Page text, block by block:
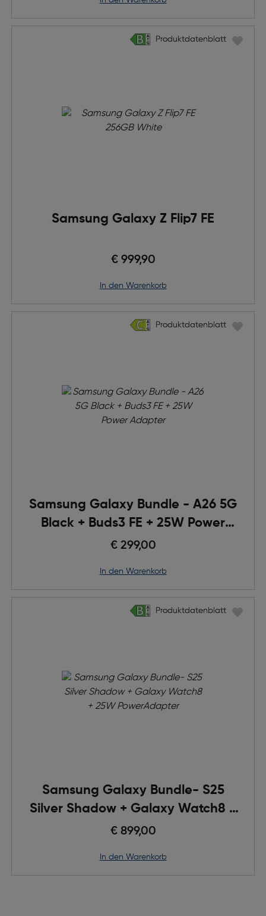
Produktdatenblatt
Samsung Galaxy Z Flip7 FE
€ 999,90
Produktdatenblatt
in den Warenkorb
Produktdatenblatt
Samsung Galaxy Bundle - A26 5G
Black + Buds3 FE + 25W Power
Adapter
€ 299,00
Produktdatenblatt
in den Warenkorb
Produktdatenblatt
Samsung Galaxy Bundle- S25
Silver Shadow + Galaxy Watch8 +
25W PowerAdapter
€ 899,00
Produktdatenblatt
in den Warenkorb